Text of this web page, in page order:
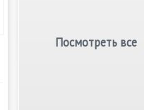
Посмотреть все